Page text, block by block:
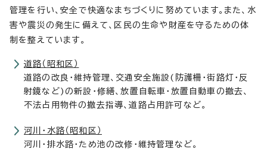
管理を行い、安全で快適なまちづくりに努めています。また、水
害や震災の発生に備えて、区民の生命や財産を守るための体
制を整えています。
道路（昭和区）
道路の改良・維持管理、交通安全施設(防護柵・街路灯・反
射鏡など)の新設・修繕、放置自転車・放置自動車の撤去、
不法占用物件の撤去指導、道路占用許可など。
河川・水路（昭和区）
河川・排水路・ため池の改修・維持管理など。